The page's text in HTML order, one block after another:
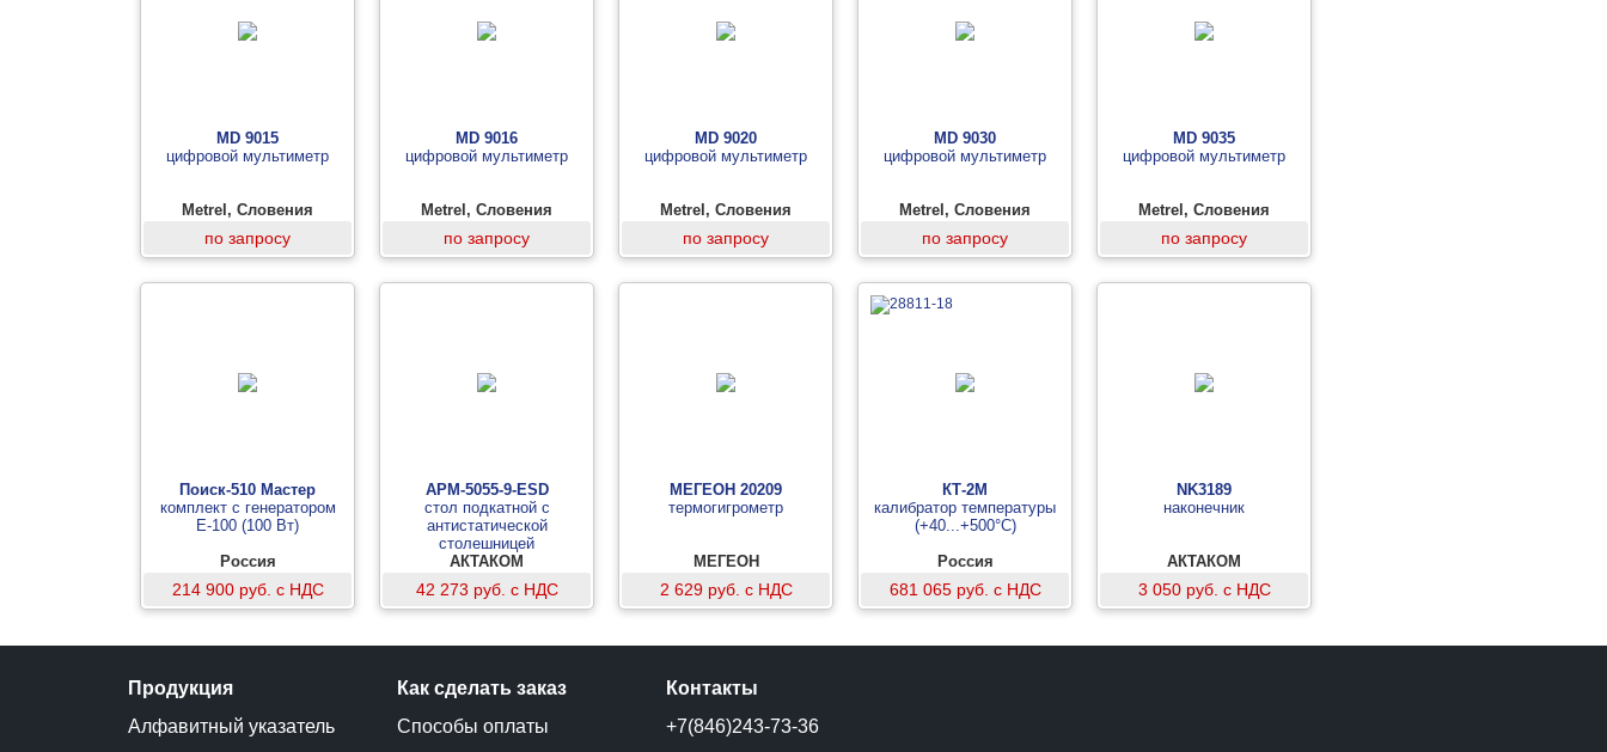
MD 9015
цифровой мультиметр
Metrel, Словения
по запросу
MD 9016
цифровой мультиметр
Metrel, Словения
по запросу
MD 9020
цифровой мультиметр
Metrel, Словения
по запросу
MD 9030
цифровой мультиметр
Metrel, Словения
по запросу
MD 9035
цифровой мультиметр
Metrel, Словения
по запросу
Поиск-510 Мастер
комплект с генератором
Е-100 (100 Вт)
Россия
214 900 руб. с НДС
АРМ-5055-9-ESD
стол подкатной с
антистатической
столешницей
АКТАКОМ
42 273 руб. с НДС
МЕГЕОН 20209
термогигрометр
МЕГЕОН
2 629 руб. с НДС
КТ-2М
калибратор температуры
(+40...+500°C)
Россия
681 065 руб. с НДС
NK3189
наконечник
АКТАКОМ
3 050 руб. с НДС
Продукция
Алфавитный указатель
Как сделать заказ
Способы оплаты
Контакты
+7(846)243-73-36